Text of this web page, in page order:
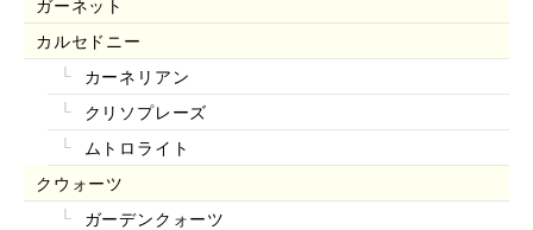
ガーネット
カルセドニー
カーネリアン
クリソプレーズ
ムトロライト
クウォーツ
ガーデンクォーツ